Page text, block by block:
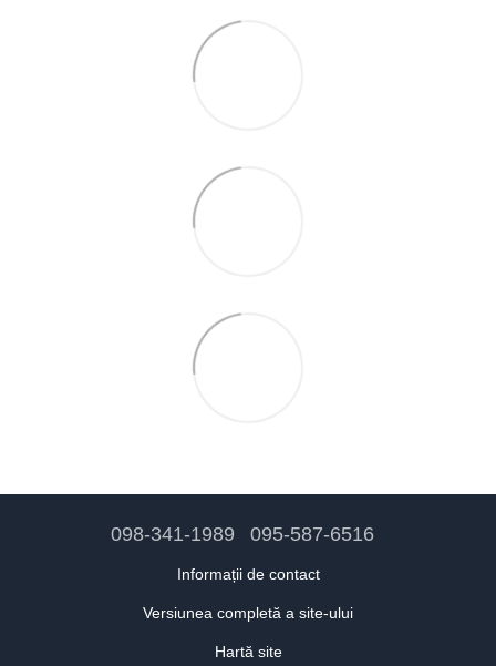
098-341-1989 095-587-6516
Informații de contact
Versiunea completă a site-ului
Hartă site